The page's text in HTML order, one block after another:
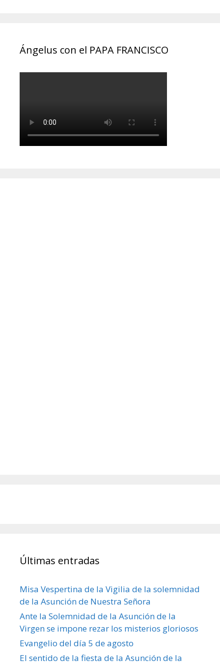
Ángelus con el PAPA FRANCISCO
Últimas entradas
Misa Vespertina de la Vigilia de la solemnidad
de la Asunción de Nuestra Señora
Ante la Solemnidad de la Asunción de la
Virgen se impone rezar los misterios gloriosos
Evangelio del día 5 de agosto
El sentido de la fiesta de la Asunción de la